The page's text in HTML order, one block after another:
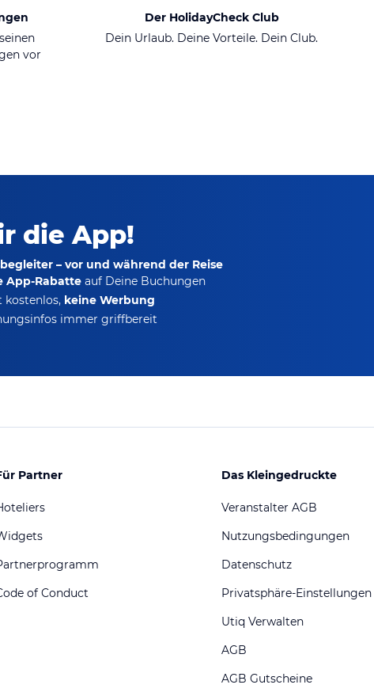
vor
Der HolidayCheck Club
Dein Urlaub. Deine Vorteile. Dein Club.
die App!
– vor und während der Reise
App-Rabatte auf Deine Buchungen
kostenlos, keine Werbung
immer griffbereit
Partner
of Conduct
Das Kleingedruckte
Veranstalter AGB
Nutzungsbedingungen
Datenschutz
Privatsphäre-Einstellungen
Utiq Verwalten
AGB
AGB Gutscheine